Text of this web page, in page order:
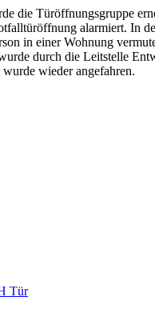
die Türöffnungsgruppe
alarmiert. In
in einer Wohnung
durch die Leitstelle
wieder angefahren.
Tür